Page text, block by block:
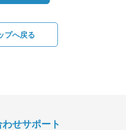
プへ戻る
せサポート